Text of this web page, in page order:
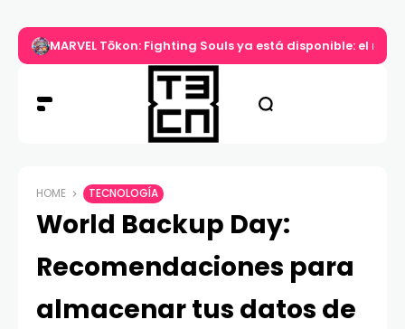
MARVEL Tōkon: Fighting Souls ya está disponible: el
HOME TECNOLOGÍA
World Backup Day:
Recomendaciones para
almacenar tus datos de